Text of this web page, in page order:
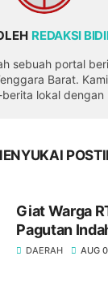
REDAKSI
sebuah portal
Barat.
lokal dengan
Giat Warga
Pagutan
Mataram
DAERAH AUG